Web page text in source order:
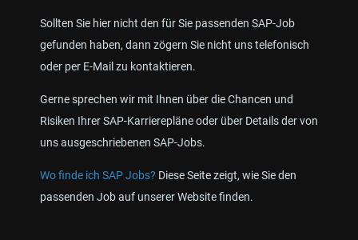
Sollten Sie hier nicht den für Sie passenden SAP-Job
gefunden haben, dann zögern Sie nicht uns telefonisch
oder per E-Mail zu kontaktieren.
Gerne sprechen wir mit Ihnen über die Chancen und
Risiken Ihrer SAP-Karrierepläne oder über Details der von
uns ausgeschriebenen SAP-Jobs.
Wo finde ich SAP Jobs? Diese Seite zeigt, wie Sie den
passenden Job auf unserer Website finden.